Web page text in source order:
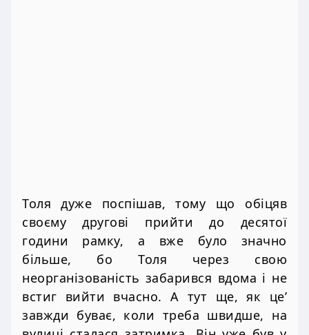
Толя дуже поспішав, тому що обіцяв
своєму другові прийти до десятої
години рамку, а вже було значно
більше, бо Толя через свою
неорганізованість забарився вдома і не
встиг вийти вчасно. А тут ще, як це’
завжди буває, коли треба швидше, на